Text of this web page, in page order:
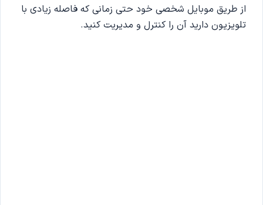
از طریق موبایل شخصی خود حتی زمانی که فاصله زیادی با
تلویزیون دارید آن را کنترل و مدیریت کنید.